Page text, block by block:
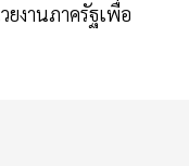
งานภาครัฐเพื่อ